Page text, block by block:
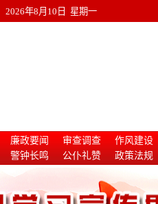
2026年8月10日 星期一
廉政要闻 审查调查
作风建设
警钟长鸣 公仆礼赞
政策法规